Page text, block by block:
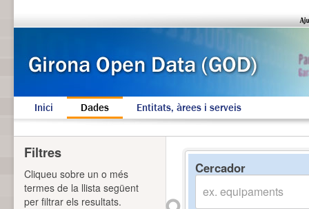
Inici Dades Entitats, àrees i serveis
Cercador
Filtres
Cliqueu sobre un o més
termes de la llista següent
per filtrar els resultats.